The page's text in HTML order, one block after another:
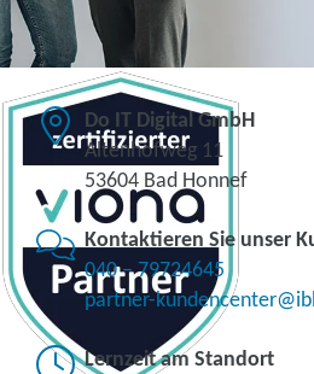
Do IT Digital GmbH
Altenhofweg 11
53604 Bad Honnef
Kontaktieren Sie unser
040 – 79724645
partner-
Lernzeit am Standort